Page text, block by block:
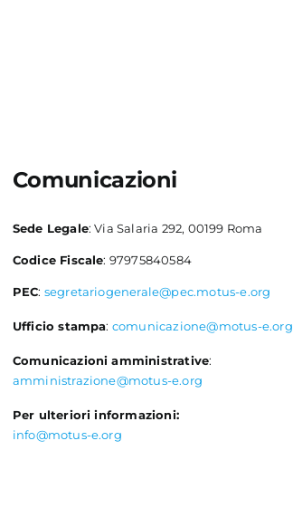
Comunicazioni
Sede Legale: Via Salaria 292, 00199 Roma
Codice Fiscale: 97975840584
PEC: segretariogenerale@pec.motus-e.org
Ufficio stampa: comunicazione@motus-e.org
Comunicazioni amministrative:
amministrazione@motus-e.org
Per ulteriori informazioni:
info@motus-e.org